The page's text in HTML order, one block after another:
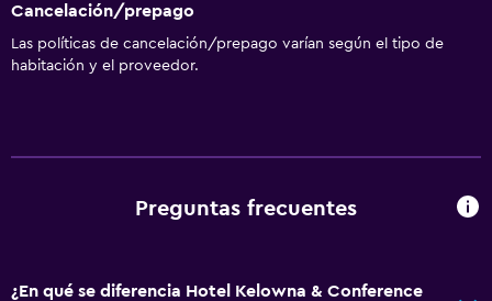
Cancelación/prepago
Las políticas de cancelación/prepago varían según el tipo de
habitación y el proveedor.
Preguntas frecuentes
¿En qué se diferencia Hotel Kelowna & Conference